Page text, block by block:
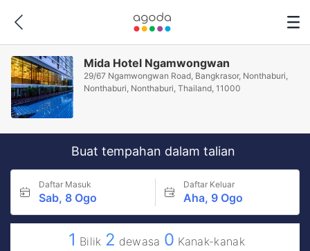
Mida Hotel Ngamwongwan
29/67 Ngamwongwan Road, Bangkrasor, Nonthaburi,
Nonthaburi, Nonthaburi, Thailand, 11000
Buat tempahan dalam talian
Daftar Masuk
Sab, 8 Ogo
Daftar Keluar
Aha, 9 Ogo
1 Bilik 2 dewasa 0 Kanak-kanak